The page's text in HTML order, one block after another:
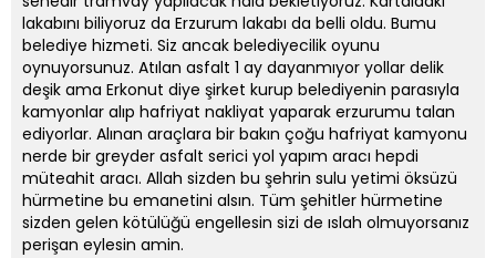
lakabını biliyoruz da Erzurum lakabı da belli oldu. Bumu
belediye hizmeti. Siz ancak belediyecilik oyunu
oynuyorsunuz. Atılan asfalt 1 ay dayanmıyor yollar delik
deşik ama Erkonut diye şirket kurup belediyenin parasıyla
kamyonlar alıp hafriyat nakliyat yaparak erzurumu talan
ediyorlar. Alınan araçlara bir bakın çoğu hafriyat kamyonu
nerde bir greyder asfalt serici yol yapım aracı hepdi
müteahit aracı. Allah sizden bu şehrin sulu yetimi öksüzü
hürmetine bu emanetini alsın. Tüm şehitler hürmetine
sizden gelen kötülüğü engellesin sizi de ıslah olmuyorsanız
perişan eylesin amin.